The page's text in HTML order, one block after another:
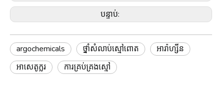
បន្ទាប់:
argochemicals ថ្នាំសំលាប់ស្មៅពោត
អារ៉ាហ្សីន
អាសេតូក្លរ
ការគ្រប់គ្រងស្មៅ